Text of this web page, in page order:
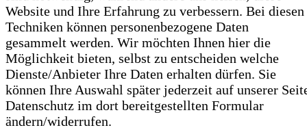
Website und Ihre Erfahrung zu verbessern. Bei diesen
Techniken können personenbezogene Daten
gesammelt werden. Wir möchten Ihnen hier die
Möglichkeit bieten, selbst zu entscheiden welche
Dienste/­­Anbieter Ihre Daten erhalten dürfen. Sie
können Ihre Auswahl später jederzeit auf unserer
Datenschutz im dort bereitgestellten Formular
ändern/­­widerrufen.